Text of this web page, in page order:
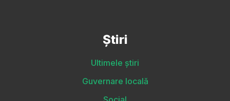
Știri
Ultimele știri
Guvernare locală